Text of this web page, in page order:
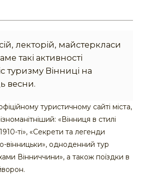
лекторій, майстеркласи
такі активності
туризму Вінниці на
весни.
туристичному сайті міста,
«Вінниця в стилі
ті», «Секрети та легенди
вінницьки», одноденний тур
Вінниччини», а також поїздки в